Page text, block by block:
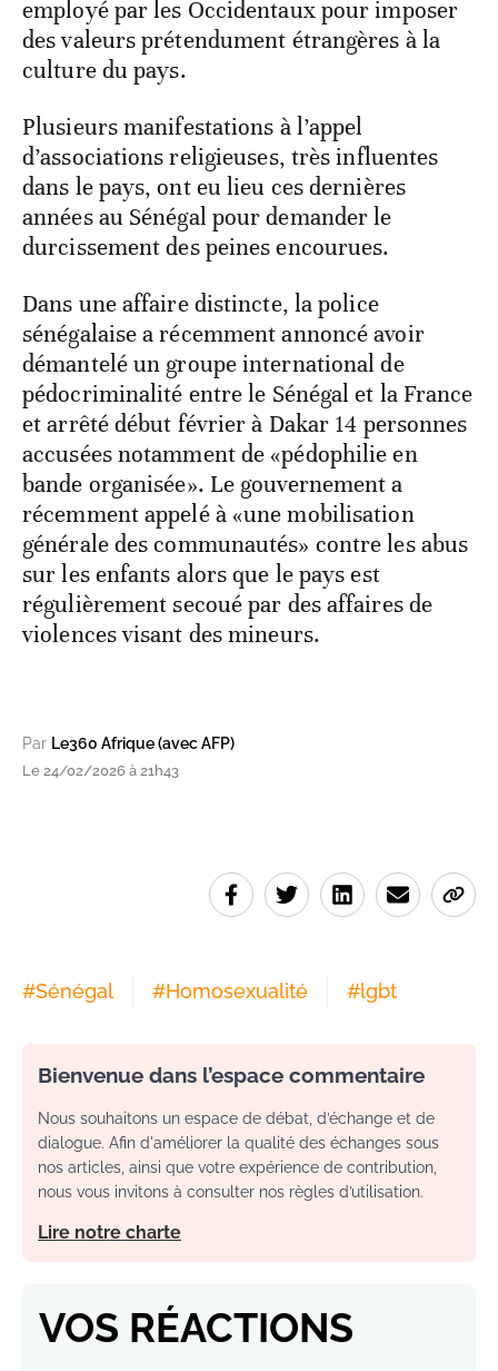
employé par les Occidentaux pour imposer
des valeurs prétendument étrangères à la
culture du pays.
Plusieurs manifestations à l’appel
d’associations religieuses, très influentes
dans le pays, ont eu lieu ces dernières
années au Sénégal pour demander le
durcissement des peines encourues.
Dans une affaire distincte, la police
sénégalaise a récemment annoncé avoir
démantelé un groupe international de
pédocriminalité entre le Sénégal et la France
et arrêté début février à Dakar 14 personnes
accusées notamment de «pédophilie en
bande organisée». Le gouvernement a
récemment appelé à «une mobilisation
générale des communautés» contre les abus
sur les enfants alors que le pays est
régulièrement secoué par des affaires de
violences visant des mineurs.
Par Le360 Afrique (avec AFP)
Le 24/02/2026 à 21h43
#Sénégal #Homosexualité #lgbt
Bienvenue dans l’espace commentaire
Nous souhaitons un espace de débat, d’échange et de
dialogue. Afin d'améliorer la qualité des échanges sous
nos articles, ainsi que votre expérience de contribution,
nous vous invitons à consulter nos règles d’utilisation.
Lire notre charte
VOS RÉACTIONS